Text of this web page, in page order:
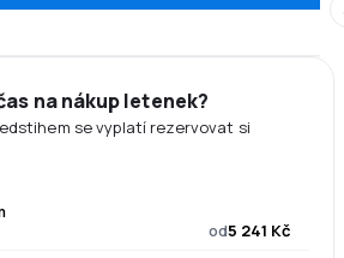
na nákup letenek?
se vyplatí rezervovat si
od5 241 Kč